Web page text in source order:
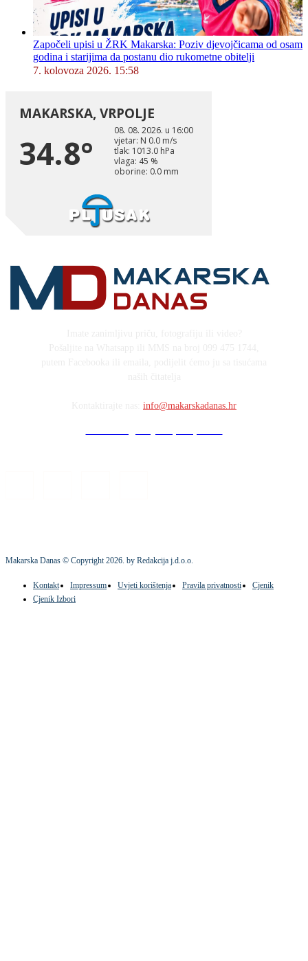
Započeli upisi u ŽRK Makarska: Poziv djevojčicama od osam
godina i starijima da postanu dio rukometne obitelji
7. kolovoza 2026. 15:58
info@makarskadanas.hr
Makarska Danas © Copyright2026. by Redakcija j.d.o.o.
Kontakt Impressum Uvjeti korištenja Pravila privatnosti
Cjenik
Cjenik Izbori